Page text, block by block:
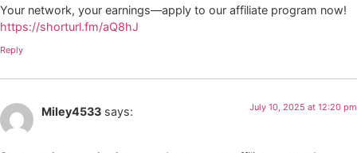
Your network, your earnings—apply to our affiliate program now!
https://shorturl.fm/aQ8hJ
Reply
Miley4533 says: July 10, 2025 at 12:20 pm